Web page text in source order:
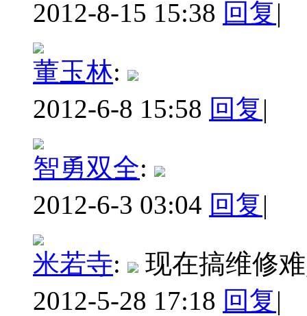
2012-8-15 15:38 回复|
董玉林:
2012-6-8 15:58 回复|
智勇双全:
2012-6-3 03:04 回复|
米若寺:
现在搞维修
2012-5-28 17:18 回复|